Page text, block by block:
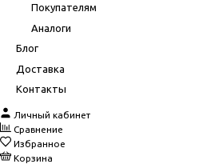
Покупателям
Аналоги
Блог
Доставка
Контакты
Личный кабинет
Сравнение
Избранное
Корзина